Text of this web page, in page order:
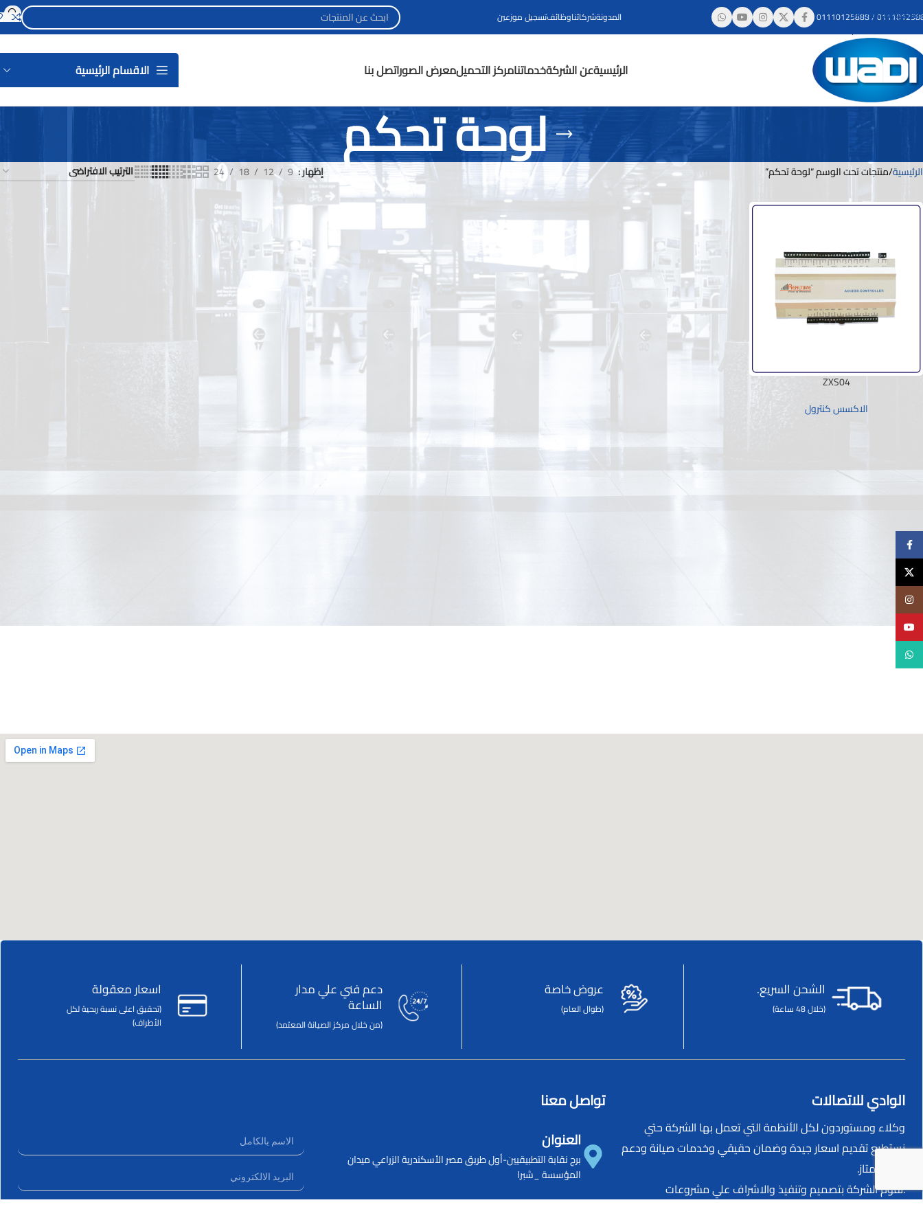
Skip to navigation
/
01110125888 المدونةشركائناوظائفتسجيل موزعين
الرئيسيةعن الشركةخدماتنامركز التحميلمعرض الصوراتصل بنا الاقسام الرئيسية
لوحة تحكم الرئيسية منتجات تحت الوسم “لوحة تحكم” إظهار 9
12
18
24
ZXS04
الاكسس كنترول
الشحن السريع.
(خلال 48 ساعة)
عروض خاصة
(طوال العام)
دعم فني علي مدار
الساعة
(من خلال مركز الصيانة المعتمد)
اسعار معقولة
(تحقيق اعلى نسبة ربحية لكل
الأطراف)
الوادي للاتصالات
وكلاء ومستوردون لكل الأنظمة التي تعمل بها الشركة حتي
نستطيع تقديم اسعار جيدة وضمان حقيقي وخدمات صيانة ودعم
فني ممتاز.
.تقوم الشركة بتصميم وتنفيذ والاشراف علي مشروعات
تواصل معنا
العنوان
برج نقابة التطبيقيين-أول طريق مصر الأسكندرية الزراعي ميدان
المؤسسة _شبرا
الهاتف
YouTube